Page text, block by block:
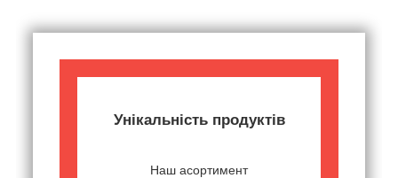
Унікальність продуктів
Наш асортимент